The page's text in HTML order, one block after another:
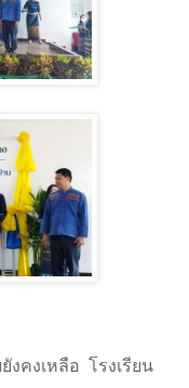
งคงเหลือ โรงเรียน